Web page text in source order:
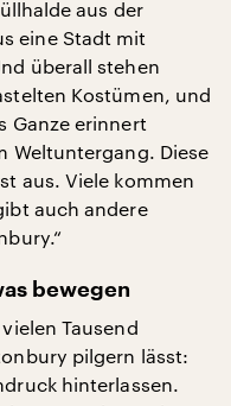
aus der
eine Stadt mit
überall stehen
Kostümen, und
Ganze erinnert
Weltuntergang. Diese
aus. Viele kommen
auch andere
bewegen
Tausend
pilgern lässt:
hinterlassen.